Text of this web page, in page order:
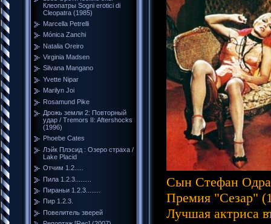
Клеопатры Sogni erotici di
Cleopatra (1985)
Marcella Petrelli
Mónica Zanchi
Natalia Oreiro
Virginia Madsen
Silvana Mangano
Yvette Nipar
Marilyn Joi
Rosamund Pike
Дрожь земли 2: Повторный
удар / Tremors II: Aftershocks
(1996)
Phoebe Cates
Лэйк Плэсид : Озеро страха /
Lake Placid
Отчим 1.2.....
Пила 1.2.3.........
Пираньи 1.2.3........
Пир 1.2.3.
Повелитель зверей
Сын Стефан
Премия "Сезар"
Лучшая актриса